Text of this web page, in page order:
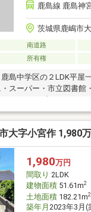
鹿島線 鹿島神
茨城県鹿嶋市
南道路
所有権
島中学区の２LDK平屋
スーパー・市立図書館
アも１Km内にあります
大字小宮作 1,980
1,980万円
間取り 2LDK
建物面積51.61m2
土地面積182.21m2
築年月 2023年3月(